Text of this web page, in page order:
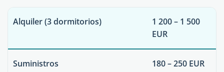
Alquiler (3 dormitorios)
1 200 – 1 500
EUR
Suministros 180 – 250 EUR